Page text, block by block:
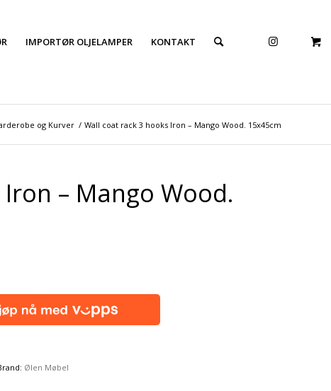
IMPORTØR OLJELAMPER KONTAKT
og Kurver / Wall coat rack 3 hooks Iron – Mango Wood. 15x45cm
– Mango Wood.
Ølen Møbel